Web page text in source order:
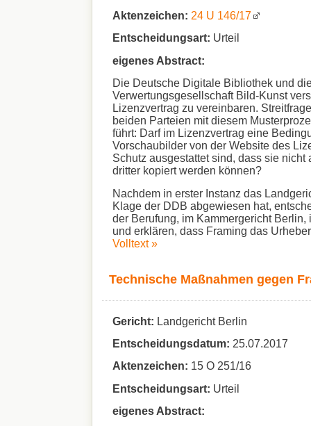
Aktenzeichen: 24 U 146/17
Entscheidungsart: Urteil
eigenes Abstract:
Die Deutsche Digitale Bibliothek und
Verwertungsgesellschaft Bild-Kunst
Lizenzvertrag zu vereinbaren.
beiden Parteien mit diesem
führt: Darf im Lizenzvertrag eine
Vorschaubilder von der Website des
Schutz ausgestattet sind, dass sie nicht
dritter kopiert werden können?
Nachdem in erster Instanz das
Klage der DDB abgewiesen hat,
der Berufung, im Kammergericht Berlin,
und erklären, dass Framing das
Volltext »
Technische Maßnahmen gegen
Gericht: Landgericht Berlin
Entscheidungsdatum: 25.07.2017
Aktenzeichen: 15 O 251/16
Entscheidungsart: Urteil
eigenes Abstract: